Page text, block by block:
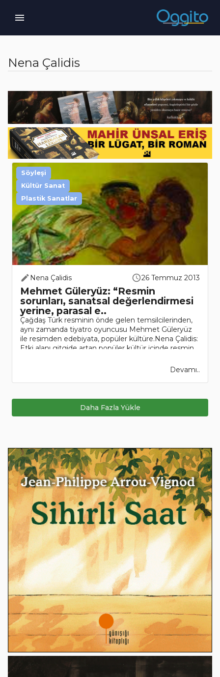
Nena Çalidis
Nena Çalidis 26 Temmuz 2013
Mehmet Güleryüz: “Resmin
sorunları, sanatsal değerlendirmesi
yerine, parasal e..
Çağdaş Türk resminin önde gelen temsilcilerinden,
aynı zamanda tiyatro oyuncusu Mehmet Güleryüz
ile resimden edebiyata, popüler kültüre.Nena Çalidis:
Etki alanı gitgide artan popüler kültür içinde resmin
Devamı..
Söyleşi
Kültür Sanat
Plastik Sanatlar
Daha Fazla Yükle